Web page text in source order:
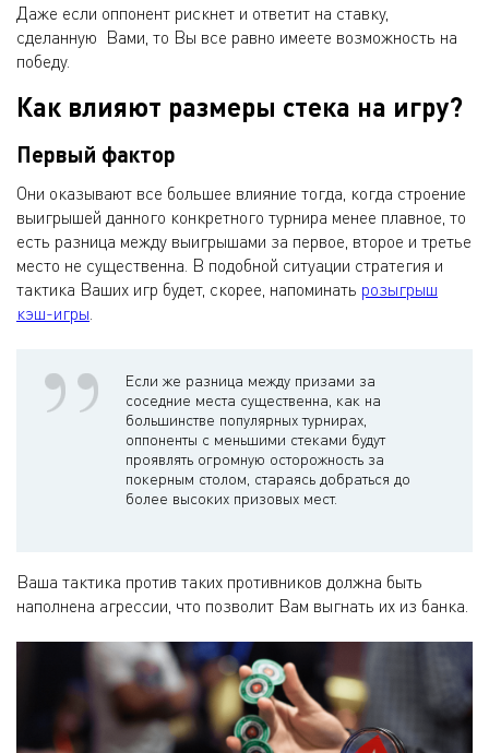
Даже если оппонент рискнет и ответит на ставку,
сделанную Вами, то Вы все равно имеете возможность на
победу.
Как влияют размеры стека на игру?
Первый фактор
Они оказывают все большее влияние тогда, когда строение
выигрышей данного конкретного турнира менее плавное, то
есть разница между выигрышами за первое, второе и третье
место не существенна. В подобной ситуации стратегия и
тактика Ваших игр будет, скорее, напоминать розыгрыш
кэш-игры
Если же разница между призами за
соседние места существенна, как на
большинстве популярных турнирах,
оппоненты с меньшими стеками будут
проявлять огромную осторожность за
покерным столом, стараясь добраться до
более высоких призовых мест.
Ваша тактика против таких противников должна быть
наполнена агрессии, что позволит Вам выгнать их из банка.